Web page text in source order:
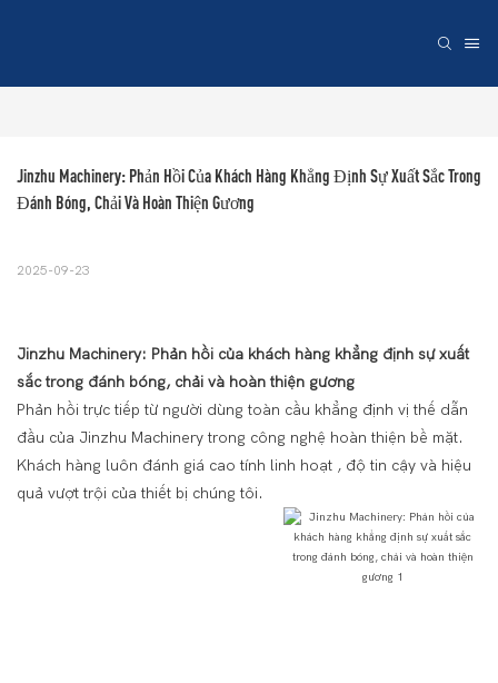
Jinzhu Machinery: Phản Hồi Của Khách Hàng Khẳng Định Sự Xuất Sắc Trong
Đánh Bóng, Chải Và Hoàn Thiện Gương
2025-09-23
Jinzhu Machinery: Phản hồi của khách hàng khẳng định sự xuất
sắc trong đánh bóng, chải và hoàn thiện gương
Phản hồi trực tiếp từ người dùng toàn cầu khẳng định vị thế dẫn
đầu của Jinzhu Machinery trong công nghệ hoàn thiện bề mặt.
Khách hàng luôn đánh giá cao tính linh hoạt , độ tin cậy và hiệu
quả vượt trội của thiết bị chúng tôi.